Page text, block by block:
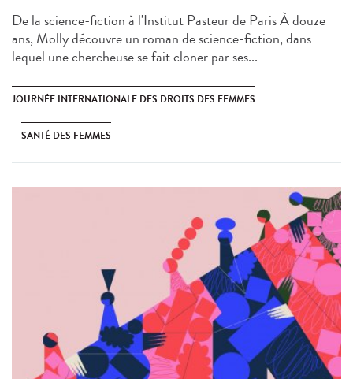
De la science-fiction à l'Institut Pasteur de Paris À douze
ans, Molly découvre un roman de science-fiction, dans
lequel une chercheuse se fait cloner par ses...
JOURNÉE INTERNATIONALE DES DROITS DES FEMMES
SANTÉ DES FEMMES